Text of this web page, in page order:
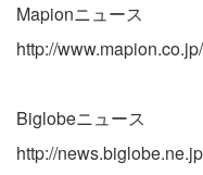
Mapionニュース
http://
Biglobeニュース
http://